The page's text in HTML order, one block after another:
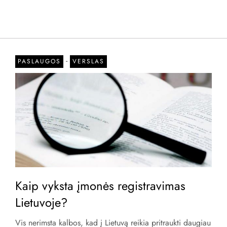
PASLAUGOS - VERSLAS
Kaip vyksta įmonės registravimas
Lietuvoje?
Vis nerimsta kalbos, kad į Lietuvą reikia pritraukti daugiau